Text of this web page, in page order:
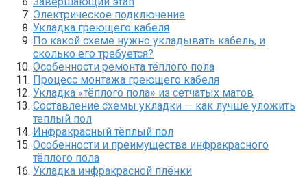
Электрическое подключение
Укладка греющего кабеля
По какой схеме нужно укладывать кабель, и
сколько его требуется?
Особенности ремонта тёплого пола
Процесс монтажа греющего кабеля
Укладка «тёплого пола» из сетчатых матов
Составление схемы укладки — как лучше уложить
теплый пол
Инфракрасный тёплый пол
Особенности и преимущества инфракрасного
тёплого пола
Укладка инфракрасной плёнки